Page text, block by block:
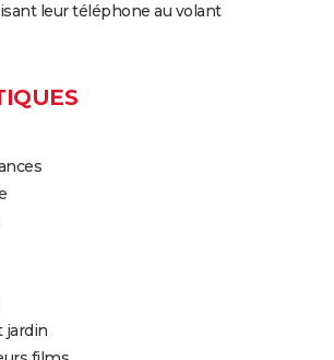
leur téléphone au volant
jardin